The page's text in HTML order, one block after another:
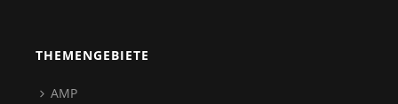
THEMENGEBIETE
AMP